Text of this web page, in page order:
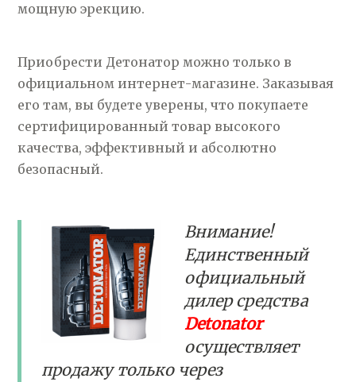
мощную эрекцию.
Приобрести Детонатор можно только в
официальном интернет-магазине. Заказывая
его там, вы будете уверены, что покупаете
сертифицированный товар высокого
качества, эффективный и абсолютно
безопасный.
Внимание!
Единственный
официальный
дилер средства
Detonator
осуществляет
продажу только через